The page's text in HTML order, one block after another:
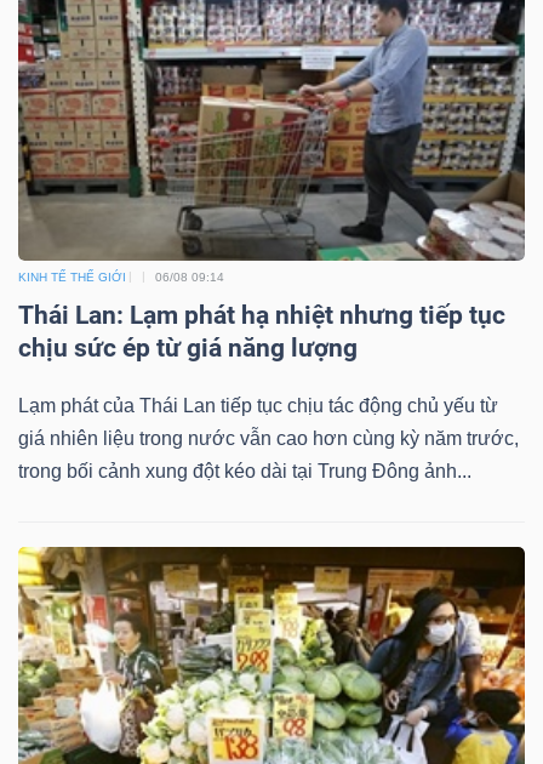
KINH TẾ THẾ GIỚI 06/08 09:14
Thái Lan: Lạm phát hạ nhiệt nhưng tiếp tục
chịu sức ép từ giá năng lượng
Lạm phát của Thái Lan tiếp tục chịu tác động chủ yếu từ
giá nhiên liệu trong nước vẫn cao hơn cùng kỳ năm trước,
trong bối cảnh xung đột kéo dài tại Trung Đông ảnh...
Truyền
thông
tài
chính
liệu
tài
chính